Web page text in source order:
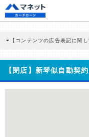
【コンテンツの広告表記に関し
商品を根拠なくPRするものでは
どに基づき、公平性を担保した
>提携企業一覧
【閉店】新琴似自動契